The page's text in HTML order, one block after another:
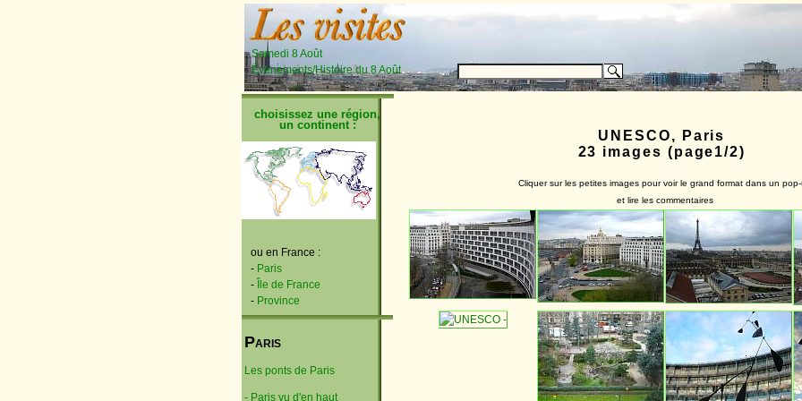
Samedi 8 Août
Événements/Histoire du 8 Août
choisissez une région,
un continent :
ou en France :
- Paris
-
Île de France
- Province
PARIS
Les ponts de Paris
- Paris vu d'en haut
UNESCO, Paris
23 images (page1/2)
Cliquer sur les petites images pour voir le grand format dans un
et lire les commentaires